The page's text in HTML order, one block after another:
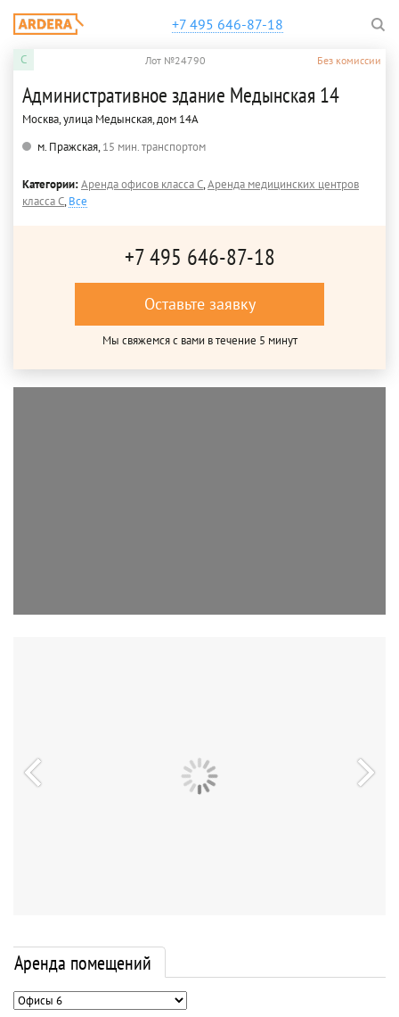
+7 495 646-87-18
C Лот №24790 Без комиссии
Административное здание Медынская 14
Москва, улица Медынская, дом 14А
м. Пражская,15 мин. транспортом
Категории:Аренда офисов класса C,Аренда медицинских центров
класса C,Все
+7 495 646-87-18
Оставьте заявку
Мы свяжемся с вами в течение 5 минут
Аренда помещений